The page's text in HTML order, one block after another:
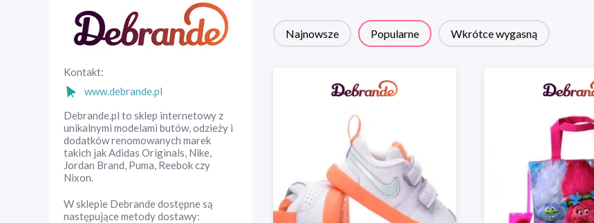
Kontakt:
www.debrande.pl
Debrande.pl to sklep internetowy z
unikalnymi modelami butów, odzieży i
dodatków renomowanych marek
takich jak Adidas Originals, Nike,
Jordan Brand, Puma, Reebok czy
Nixon.
W sklepie Debrandedostępne są
następujące metody dostawy:
Najnowsze Popularne Wkrótce wygasną